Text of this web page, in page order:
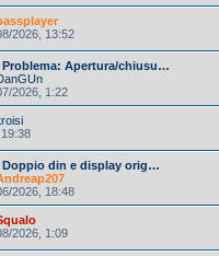
2026, 13:52
Problema: Apertura/chiusu…
2026, 1:22
Doppio din e display orig…
2026, 18:48
2026, 1:09